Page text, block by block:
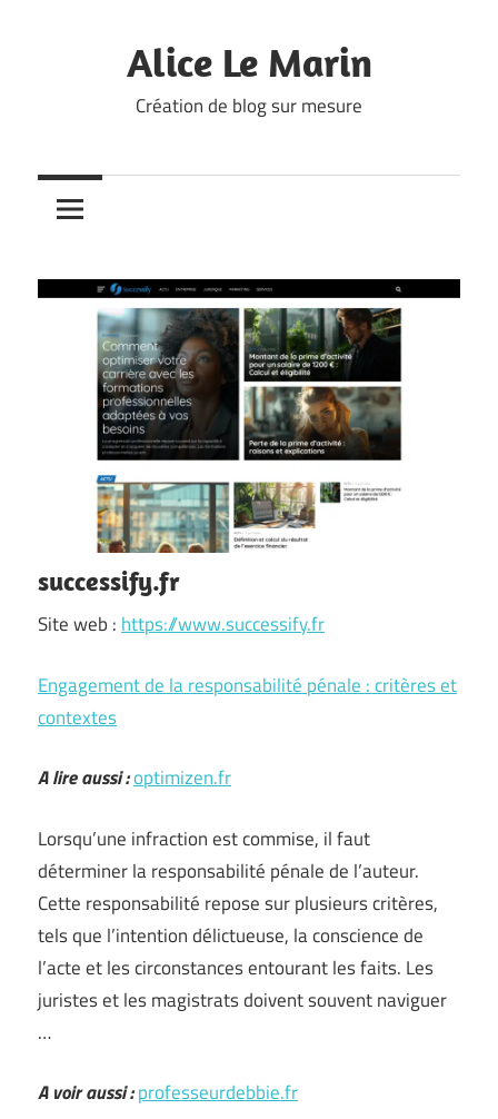
Alice Le Marin
Création de blog sur mesure
successify.fr
Site web : https://www.successify.fr
Engagement de la responsabilité pénale : critères et
contextes
A lire aussi :optimizen.fr
Lorsqu’une infraction est commise, il faut
déterminer la responsabilité pénale de l’auteur.
Cette responsabilité repose sur plusieurs critères,
tels que l’intention délictueuse, la conscience de
l’acte et les circonstances entourant les faits. Les
juristes et les magistrats doivent souvent naviguer
…
A voir aussi :professeurdebbie.fr